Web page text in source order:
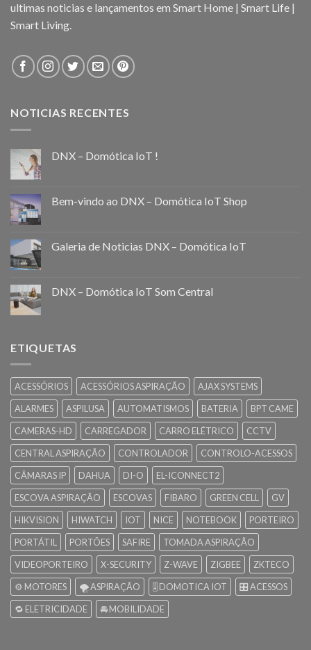
ultimas noticias e lançamentos em Smart Home | Smart Life |
Smart Living.
NOTICIAS RECENTES
DNX – Domótica IoT !
Bem-vindo ao DNX – Domótica IoT Shop
Galeria de Noticias DNX – Domótica IoT
DNX – Domótica IoT Som Central
ETIQUETAS
ACESSÓRIOS ACESSÓRIOS ASPIRAÇÃO
AJAX SYSTEMS
ALARMES
ASPILUSA AUTOMATISMOS BATERIA
BPT CAME
CAMERAS-HD
CARREGADOR CARRO ELÉTRICO
CCTV
CENTRAL ASPIRAÇÃO
CONTROLADOR
CONTROLO-ACESSOS
CÂMARAS IP
DAHUA DI-O
EL-ICONNECT2
ESCOVA ASPIRAÇÃO
ESCOVAS FIBARO GREEN CELL
GV
HIKVISION
HIWATCH IOT NICE NOTEBOOK
PORTEIRO
PORTÁTIL
PORTÕES SAFIRE
TOMADA ASPIRAÇÃO
VIDEOPORTEIRO
X-SECURITY Z-WAVE ZIGBEE
ZKTECO
⚙️ MOTORES
🌪️ ASPIRAÇÃO 🎚️ DOMOTICA IOT
🎛️ ACESSOS
🔁 ELETRICIDADE
🚘 MOBILIDADE